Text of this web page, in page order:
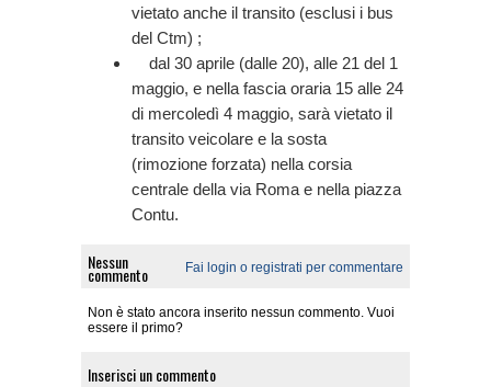
vietato anche il transito (esclusi i bus
del Ctm) ;
dal 30 aprile (dalle 20), alle 21 del 1
maggio, e nella fascia oraria 15 alle 24
di mercoledì 4 maggio, sarà vietato il
transito veicolare e la sosta
(rimozione forzata) nella corsia
centrale della via Roma e nella piazza
Contu.
Nessun
commento Fai login o registrati per commentare
Non è stato ancora inserito nessun commento. Vuoi
essere il primo?
Inserisci un commento